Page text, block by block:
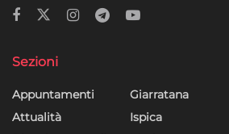
Sezioni
Appuntamenti
Attualità
Giarratana
Ispica